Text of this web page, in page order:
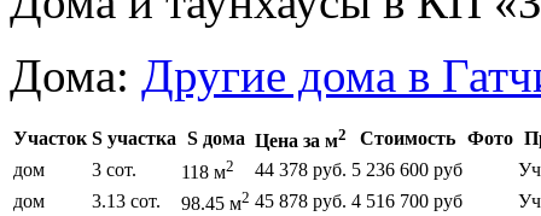
Дома: Другие дома в
Участок S участка S дома Цена за м2 Стоимость Фото
дом
3 сот. 118 м2 44 378 руб. 5 236 600 руб
дом
3.13 сот. 98.45 м2 45 878 руб. 4 516 700 руб